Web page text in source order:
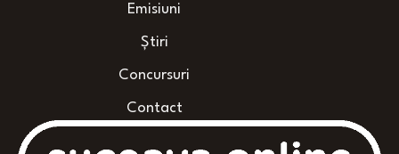
Emisiuni
Știri
Concursuri
Contact